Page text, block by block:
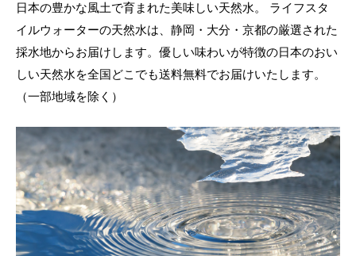
日本の豊かな風土で育まれた美味しい天然水。 ライフスタ
イルウォーターの天然水は、静岡・大分・京都の厳選された
採水地からお届けします。優しい味わいが特徴の日本のおい
しい天然水を全国どこでも送料無料でお届けいたします。
（一部地域を除く）